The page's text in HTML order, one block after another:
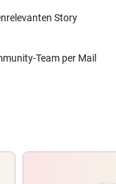
Story
Team per Mail